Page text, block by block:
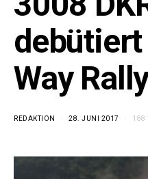
Way
REDAKTION 28. JUNI 2017 188